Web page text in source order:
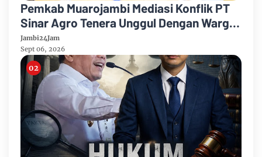
Pemkab Muarojambi Mediasi Konflik PT
Sinar Agro Tenera Unggul Dengan Warga
Sipin Teluk Duren
Jambi24Jam
Sept 06, 2026